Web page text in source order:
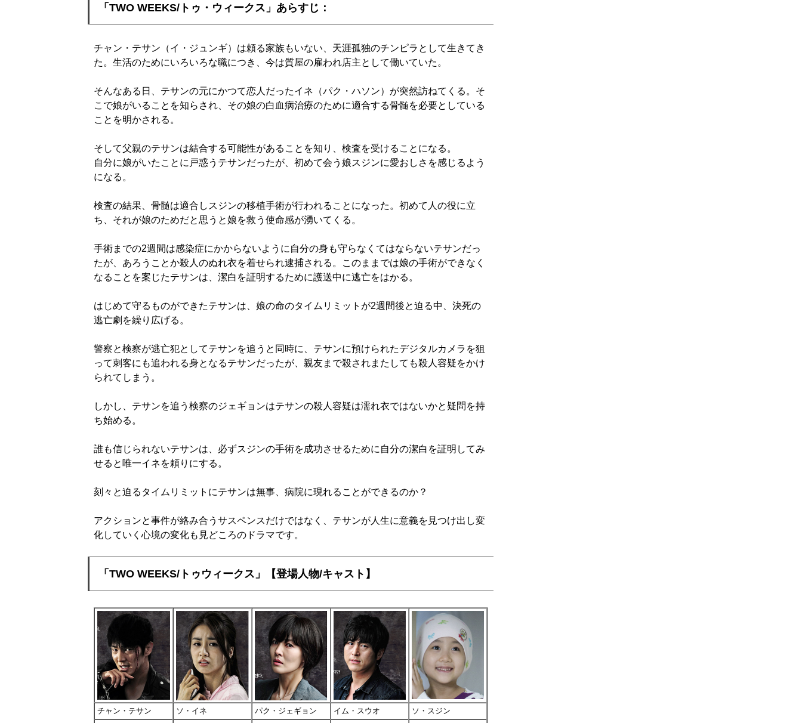
「TWO WEEKS/トゥ・ウィークス」あらすじ：
チャン・テサン（イ・ジュンギ）は頼る家族もいない、天涯孤独のチンピラとして生きてき
た。生活のためにいろいろな職につき、今は質屋の雇われ店主として働いていた。
そんなある日、テサンの元にかつて恋人だったイネ（パク・ハソン）が突然訪ねてくる。そ
こで娘がいることを知らされ、その娘の白血病治療のために適合する骨髄を必要としている
ことを明かされる。
そして父親のテサンは結合する可能性があることを知り、検査を受けることになる。
自分に娘がいたことに戸惑うテサンだったが、初めて会う娘スジンに愛おしさを感じるよう
になる。
検査の結果、骨髄は適合しスジンの移植手術が行われることになった。初めて人の役に立
ち、それが娘のためだと思うと娘を救う使命感が湧いてくる。
手術までの2週間は感染症にかからないように自分の身も守らなくてはならないテサンだっ
たが、あろうことか殺人のぬれ衣を着せられ逮捕される。このままでは娘の手術ができなく
なることを案じたテサンは、潔白を証明するために護送中に逃亡をはかる。
はじめて守るものができたテサンは、娘の命のタイムリミットが2週間後と迫る中、決死の
逃亡劇を繰り広げる。
警察と検察が逃亡犯としてテサンを追うと同時に、テサンに預けられたデジタルカメラを狙
って刺客にも追われる身となるテサンだったが、親友まで殺されまたしても殺人容疑をかけ
られてしまう。
しかし、テサンを追う検察のジェギョンはテサンの殺人容疑は濡れ衣ではないかと疑問を持
ち始める。
誰も信じられないテサンは、必ずスジンの手術を成功させるために自分の潔白を証明してみ
せると唯一イネを頼りにする。
刻々と迫るタイムリミットにテサンは無事、病院に現れることができるのか？
アクションと事件が絡み合うサスペンスだけではなく、テサンが人生に意義を見つけ出し変
化していく心境の変化も見どころのドラマです。
「TWO WEEKS/トゥウィークス」【登場人物/キャスト】
チャン・テサン ソ・イネ パク・ジェギョン イム・スウオ ソ・スジン